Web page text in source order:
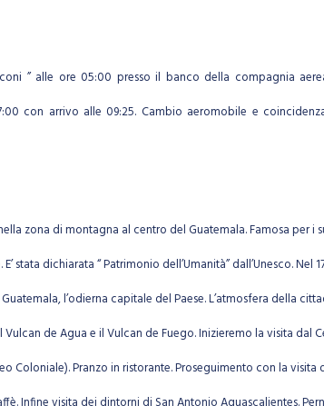
” alle ore 05:00 presso il banco della compagnia
con arrivo alle 09:25. Cambio aeromobile e
zona di montagna al centro del Guatemala. Famosa
dichiarata “ Patrimonio dell’Umanità” dall’Unesco.
l’odierna capitale del Paese. L’atmosfera della
de Agua e il Vulcan de Fuego. Inizieremo la visita dal
Coloniale). Pranzo in ristorante. Proseguimento con la